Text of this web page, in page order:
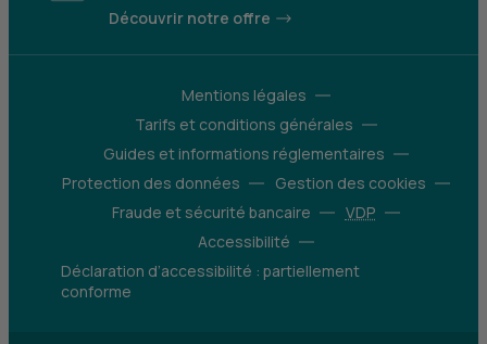
Découvrir notre offre
Mentions légales
Tarifs et conditions générales
Guides et informations réglementaires
Protection des données
Gestion des cookies
Fraude et sécurité bancaire
VDP
Accessibilité
Déclaration d’accessibilité : partiellement
conforme